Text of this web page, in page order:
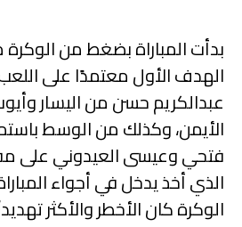
بدأت المباراة بضغط من
الهدف الأول معتمدًا على
عبدالكريم حسن من اليسار
الأيمن، وكذلك من الوسط
فتحي وعيسى العيدوني على
الذي أخذ يدخل في أجواء
الوكرة كان الأخطر والأكثر